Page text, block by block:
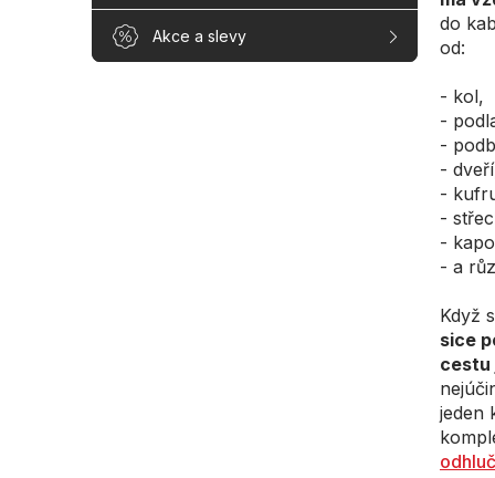
Akce a slevy
do
od:
- kol,
-
-
-
-
-
-
- a
Když
sice
cestu
jeden